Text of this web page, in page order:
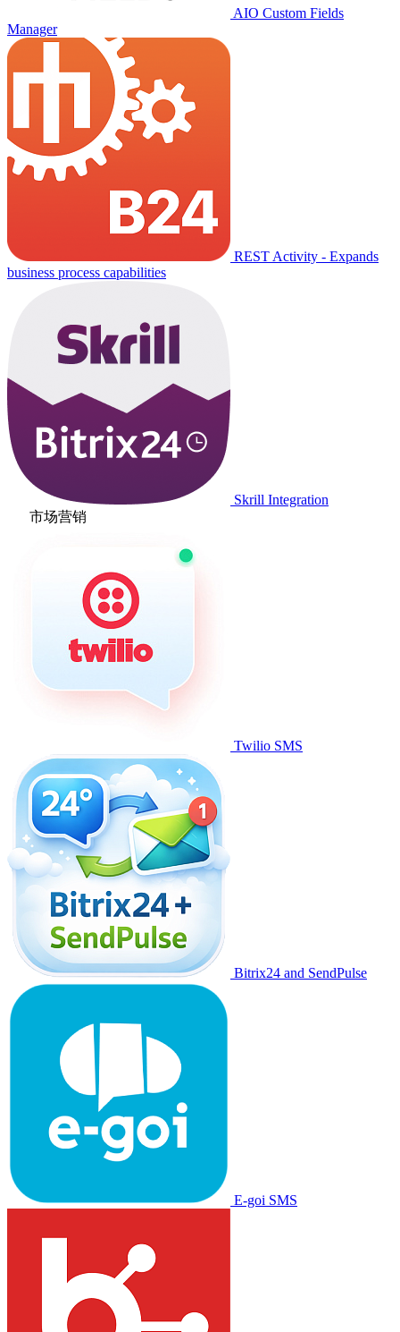
AIO Custom Fields
Manager
REST Activity - Expands
business process capabilities
Skrill Integration
市场营销
Twilio SMS
Bitrix24 and SendPulse
E-goi SMS